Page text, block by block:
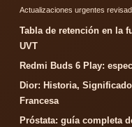
Actualizaciones urgentes
Tabla de retención en la
UVT
Redmi Buds 6 Play:
Dior: Historia,
Francesa
Próstata: guía completa